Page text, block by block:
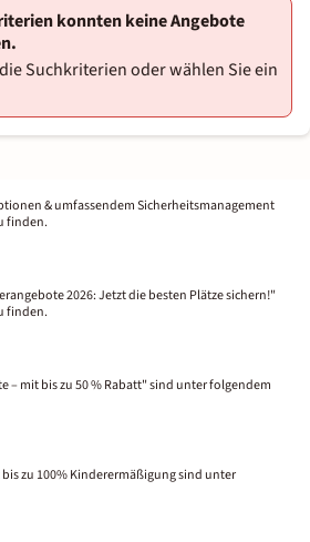
konnten keine Angebote
Suchkriterien oder wählen Sie ein
& umfassendem Sicherheitsmanagement
finden.
2026: Jetzt die besten Plätze sichern!"
finden.
– mit bis zu 50 % Rabatt" sind unter folgendem
zu 100% Kinderermäßigung sind unter